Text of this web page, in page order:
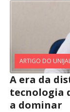
ARTIGO DO
A era da
tecnologia
a dominar